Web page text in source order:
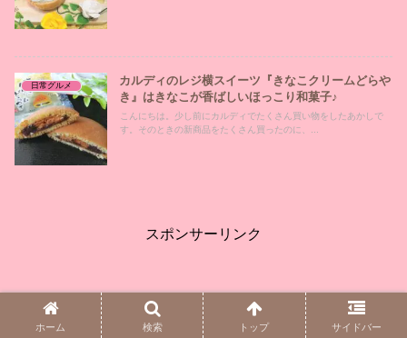
日常グルメ
カルディのレジ横スイーツ『きなこクリームどらや
き』はきなこが香ばしいほっこり和菓子♪
こんにちは。少し前にカルディでたくさん買い物をしたあかしで
す。そのときの新商品をたくさん買ったのに、...
スポンサーリンク
ホーム 検索 トップ サイドバー